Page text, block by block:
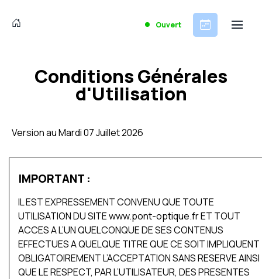
Ouvert
Conditions Générales
d'Utilisation
Version au Mardi 07 Juillet 2026
IMPORTANT :
IL EST EXPRESSEMENT CONVENU QUE TOUTE
UTILISATION DU SITE www.pont-optique.fr ET TOUT
ACCES A L’UN QUELCONQUE DE SES CONTENUS
EFFECTUES A QUELQUE TITRE QUE CE SOIT IMPLIQUENT
OBLIGATOIREMENT L’ACCEPTATION SANS RESERVE AINSI
QUE LE RESPECT, PAR L’UTILISATEUR, DES PRESENTES